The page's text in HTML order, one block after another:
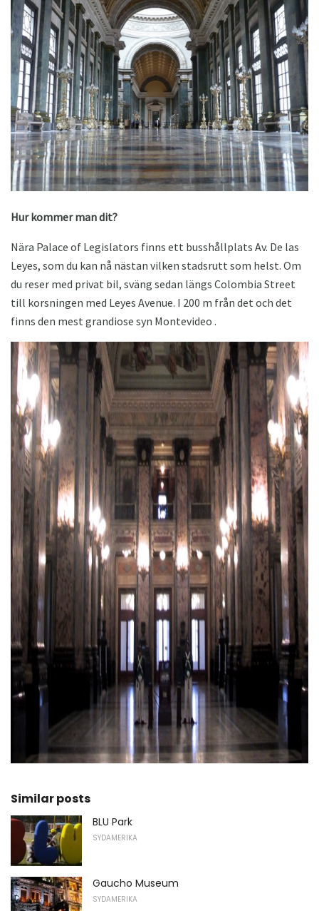
Hur kommer man dit?
Nära Palace of Legislators finns ett busshållplats Av. De las
Leyes, som du kan nå nästan vilken stadsrutt som helst. Om
du reser med privat bil, sväng sedan längs Colombia Street
till korsningen med Leyes Avenue. I 200 m från det och det
finns den mest grandiose syn Montevideo .
ad
Similar posts
BLU Park
SYDAMERIKA
Gaucho Museum
SYDAMERIKA